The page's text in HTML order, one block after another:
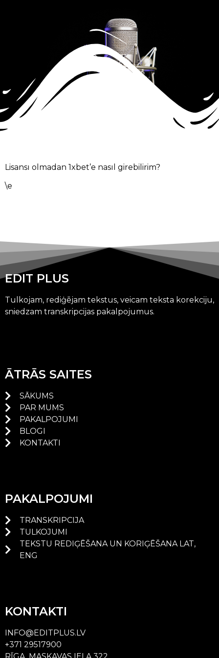
Lisansı olmadan 1xbet’e nasıl girebilirim?
\e
EDIT PLUS
Tulkojam, rediģējam tekstus, veicam teksta korekciju,
sniedzam transkripcijas pakalpojumus.
ĀTRĀS SAITES
SĀKUMS
PAR MUMS
PAKALPOJUMI
BLOGI
KONTAKTI
PAKALPOJUMI
TRANSKRIPCIJA
TULKOJUMI
TEKSTU REDIĢĒŠANA UN KORIĢĒŠANA LAT,
ENG
KONTAKTI
INFO@EDITPLUS.LV
+371 29517900